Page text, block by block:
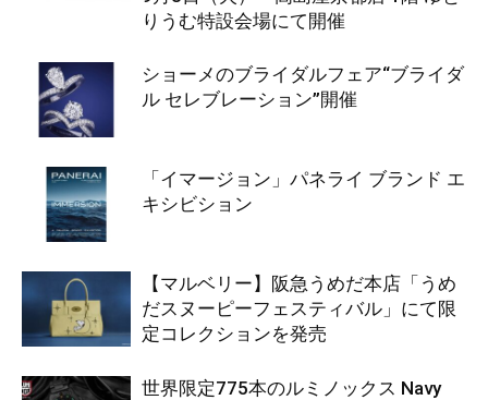
りうむ特設会場にて開催
ショーメのブライダルフェア“ブライダ
ル セレブレーション”開催
「イマージョン」パネライ ブランド エ
キシビション
【マルベリー】阪急うめだ本店「うめ
だスヌーピーフェスティバル」にて限
定コレクションを発売
世界限定775本のルミノックス Navy